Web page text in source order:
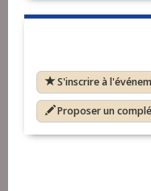
S'inscrire à
Proposer un